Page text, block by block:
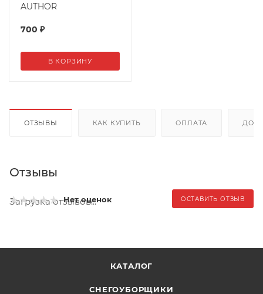
AUTHOR
700 ₽
В КОРЗИНУ
ОТЗЫВЫ КАК КУПИТЬ ОПЛАТА
Отзывы
Нет оценок ОСТАВИТЬ ОТЗЫВ
Загрузка отзывов...
КАТАЛОГ
СНЕГОУБОРЩИКИ